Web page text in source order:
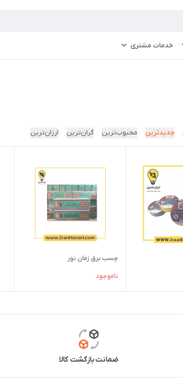
خدمات مشتری
جدیدترین محبوب‌ترین گران‌ترین ارزان‌ترین
چسب برق زمان نور
ناموجود
ضمانت بازگشت کالا